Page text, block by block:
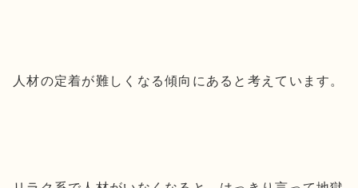
人材の定着が難しくなる傾向にあると考えています。